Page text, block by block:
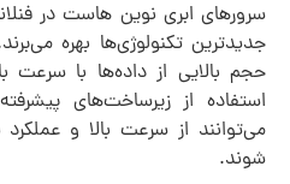
سرورهای ابری نوین هاست در
جدیدترین تکنولوژی‌ها بهره
حجم بالایی از داده‌ها با سرعت
استفاده از زیرساخت‌های
می‌توانند از سرعت بالا و عملکرد
شوند.